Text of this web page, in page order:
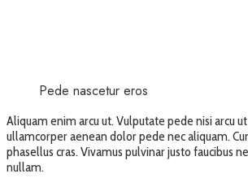
Pede nascetur eros
Aliquam enim arcu ut. Vulputate pede nisi arcu
ullamcorper aenean dolor pede nec aliquam.
phasellus cras. Vivamus pulvinar justo faucibus
nullam.